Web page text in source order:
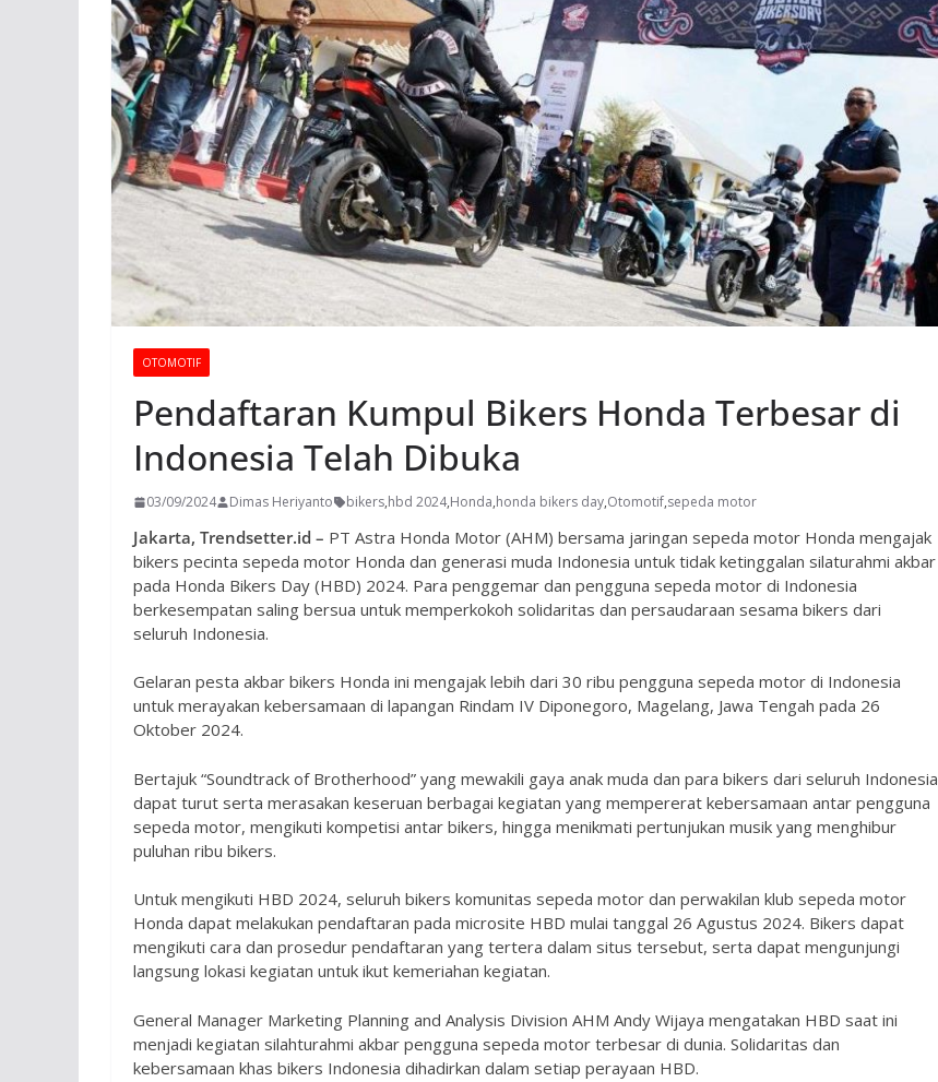
OTOMOTIF
Pendaftaran Kumpul Bikers Honda Terbesar di
Indonesia Telah Dibuka
03/09/2024 Dimas Heriyanto bikers,hbd 2024,Honda,honda bikers day,Otomotif,sepeda motor
Jakarta, Trendsetter.id – PT Astra Honda Motor (AHM) bersama jaringan sepeda motor Honda mengajak
bikers pecinta sepeda motor Honda dan generasi muda Indonesia untuk tidak ketinggalan silaturahmi akbar
pada Honda Bikers Day (HBD) 2024. Para penggemar dan pengguna sepeda motor di Indonesia
berkesempatan saling bersua untuk memperkokoh solidaritas dan persaudaraan sesama bikers dari
seluruh Indonesia.
Gelaran pesta akbar bikers Honda ini mengajak lebih dari 30 ribu pengguna sepeda motor di Indonesia
untuk merayakan kebersamaan di lapangan Rindam IV Diponegoro, Magelang, Jawa Tengah pada 26
Oktober 2024.
Bertajuk “Soundtrack of Brotherhood” yang mewakili gaya anak muda dan para bikers dari seluruh Indonesia
dapat turut serta merasakan keseruan berbagai kegiatan yang mempererat kebersamaan antar pengguna
sepeda motor, mengikuti kompetisi antar bikers, hingga menikmati pertunjukan musik yang menghibur
puluhan ribu bikers.
Untuk mengikuti HBD 2024, seluruh bikers komunitas sepeda motor dan perwakilan klub sepeda motor
Honda dapat melakukan pendaftaran pada microsite HBD mulai tanggal 26 Agustus 2024. Bikers dapat
mengikuti cara dan prosedur pendaftaran yang tertera dalam situs tersebut, serta dapat mengunjungi
langsung lokasi kegiatan untuk ikut kemeriahan kegiatan.
General Manager Marketing Planning and Analysis Division AHM Andy Wijaya mengatakan HBD saat ini
menjadi kegiatan silahturahmi akbar pengguna sepeda motor terbesar di dunia. Solidaritas dan
kebersamaan khas bikers Indonesia dihadirkan dalam setiap perayaan HBD.